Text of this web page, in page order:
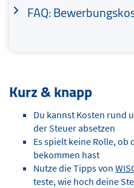
FAQ:
Kurz & knapp
Du kannst Kosten rund
der Steuer absetzen
Es spielt keine Rolle,
bekommen hast
Nutze die Tipps von
teste, wie hoch deine